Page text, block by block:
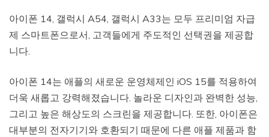
아이폰 14, 갤럭시 A54, 갤럭시 A33는 모두 프리미엄 자급
제 스마트폰으로서, 고객들에게 주도적인 선택권을 제공합
니다.
아이폰 14는 애플의 새로운 운영체제인 iOS 15를 적용하여
더욱 새롭고 강력해졌습니다. 놀라운 디자인과 완벽한 성능,
그리고 높은 해상도의 스크린을 제공합니다. 또한, 아이폰은
대부분의 전자기기와 호환되기 때문에 다른 애플 제품과 함